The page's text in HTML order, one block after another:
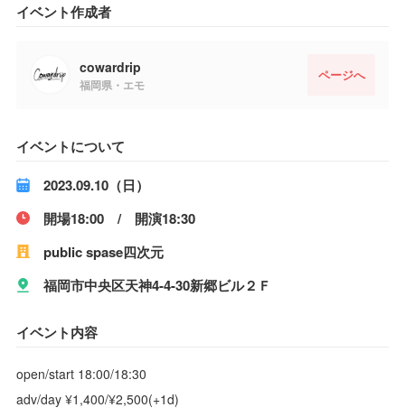
イベント作成者
cowardrip
福岡県・エモ
ページへ
イベントについて
2023.09.10（日）
開場18:00 / 開演18:30
public spase四次元
福岡市中央区天神4-4-30新郷ビル２Ｆ
イベント内容
open/start 18:00/18:30
adv/day ¥1,400/¥2,500(+1d)